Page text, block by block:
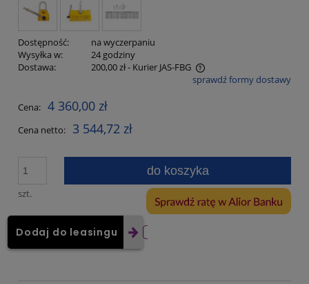
Dostępność:
na wyczerpaniu
Wysyłka w:
24 godziny
Dostawa:
200,00 zł- Kurier JAS-FBG
Cena nie zawiera ewentualnych kosztów płatnościsprawdź formy dostawy
Cena: 4 360,00 zł
Cena netto: 3 544,72 zł
szt.
do koszyka
Dodaj do leasingu